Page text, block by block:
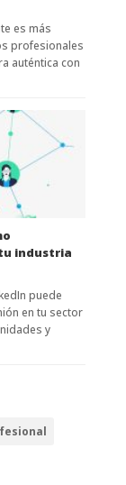
es más
profesionales
auténtica con
industria
puede
en tu sector
y